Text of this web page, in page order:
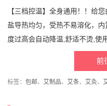
【三档控温】全身通用！！给
盐导热均匀，受热不易溶化，
度过高会自动降温,舒适不烫,使
前
标签： 包邮、 艾制品、 艾条、 艾灸、